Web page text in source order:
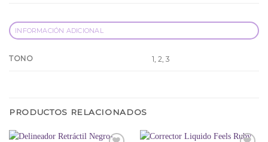
INFORMACIÓN ADICIONAL
TONO 1, 2, 3
PRODUCTOS RELACIONADOS